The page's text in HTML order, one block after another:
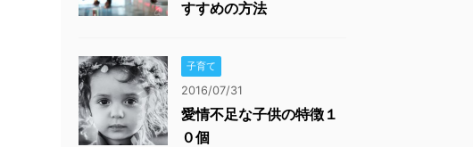
すすめの方法
子育て
2016/07/31
愛情不足な子供の特徴１
０個